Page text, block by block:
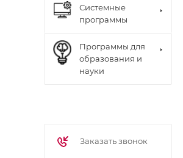
Системные
программы
Программы для
образования и
науки
Заказать звонок